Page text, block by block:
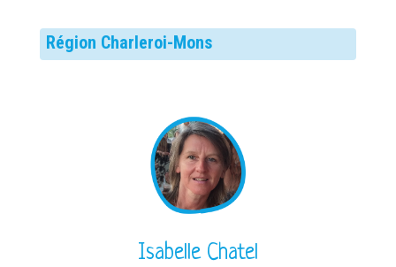
Région Charleroi-Mons
Isabelle Chatel